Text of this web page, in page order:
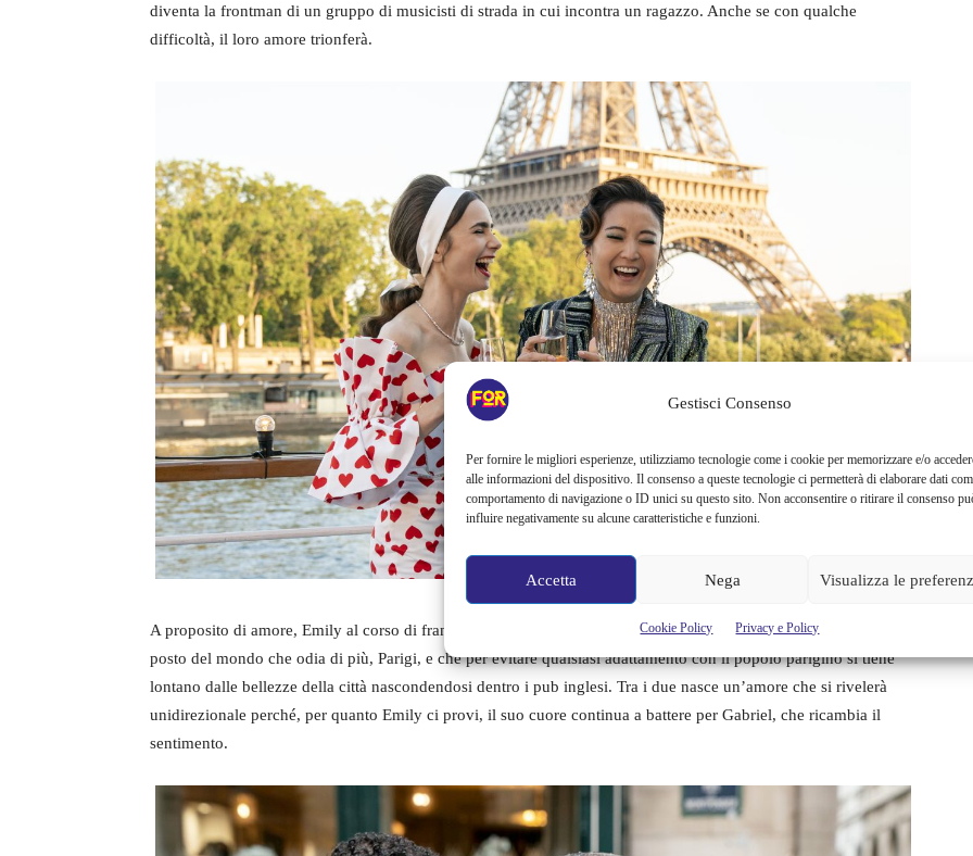
Gestisci Consenso
Per fornire le migliori esperienze, utilizziamo tecnologie come i cookie per memorizzare e/o
alle informazioni del dispositivo. Il consenso a queste tecnologie ci permetterà di elaborare dati
comportamento di navigazione o ID unici su questo sito. Non acconsentire o ritirare il consenso
influire negativamente su alcune caratteristiche e funzioni.
Accetta Nega Visualizza le
Cookie Policy Privacy e Policy
diventa la frontman di un gruppo di musicisti di strada in cui incontra un ragazzo. Anche se con qualche
difficoltà, il loro amore trionferà.
A proposito di amore, Emily al corso di francese incontra Lucien Laviscount), un inglese che si trova nel
posto del mondo che odia di più, Parigi, e che per evitare qualsiasi adattamento con il popolo parigino si tiene
lontano dalle bellezze della città nascondendosi dentro i pub inglesi. Tra i due nasce un’amore che si rivelerà
unidirezionale perché, per quanto Emily ci provi, il suo cuore continua a battere per Gabriel, che ricambia il
sentimento.